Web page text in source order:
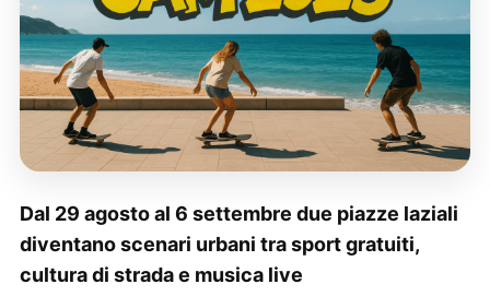
Dal 29 agosto al 6 settembre due piazze laziali
diventano scenari urbani tra sport gratuiti,
cultura di strada e musica live